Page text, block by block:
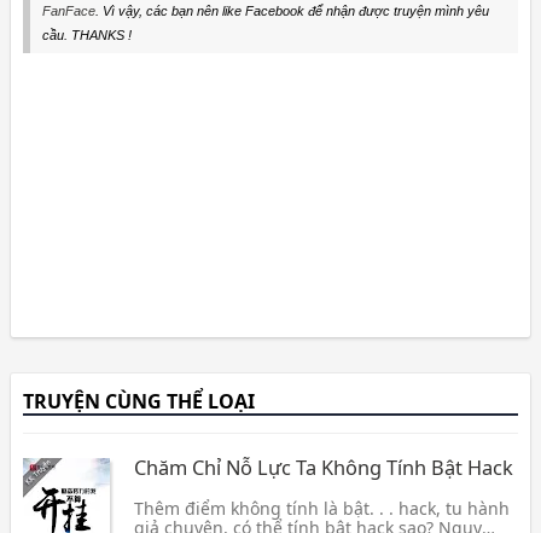
FanFace. Vì vậy, các bạn nên like Facebook để nhận được truyện mình yêu
cầu. THANKS !
TRUYỆN CÙNG THỂ LOẠI
Chăm Chỉ Nỗ Lực Ta Không Tính Bật Hack
Thêm điểm không tính là bật. . . hack, tu hành
giả chuyện, có thể tính bật hack sao? Ngụy